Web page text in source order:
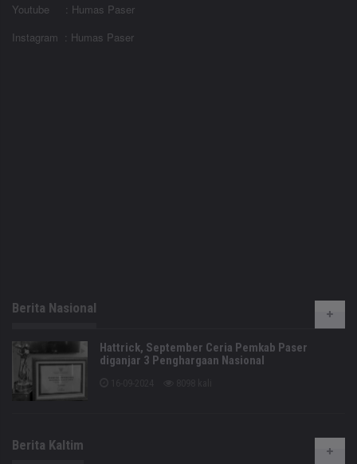
Youtube : Humas Paser
Instagram : Humas Paser
Berita Nasional
Hattrick, September Ceria Pemkab Paser
diganjar 3 Penghargaan Nasional
Berita Kaltim